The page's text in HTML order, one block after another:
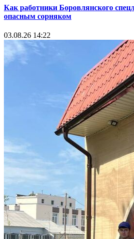
Как работники Боровлянского
опасным сорняком
03.08.26 14:22